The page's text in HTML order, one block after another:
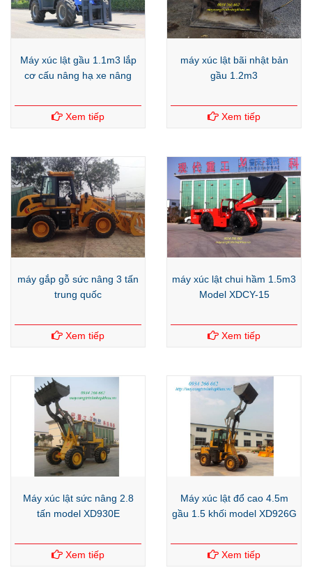
Máy xúc lật gầu 1.1m3 lắp
cơ cấu nâng hạ xe nâng
Xem tiếp
máy xúc lật bãi nhật bản
gầu 1.2m3
Xem tiếp
máy gắp gỗ sức nâng 3 tấn
trung quốc
Xem tiếp
máy xúc lật chui hầm 1.5m3
Model XDCY-15
Xem tiếp
Máy xúc lật sức nâng 2.8
tấn model XD930E
Xem tiếp
Máy xúc lật đổ cao 4.5m
gầu 1.5 khối model XD926G
Xem tiếp